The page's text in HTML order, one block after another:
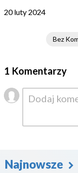
20 luty 2024
Bez
1 Komentarzy
Najnowsze